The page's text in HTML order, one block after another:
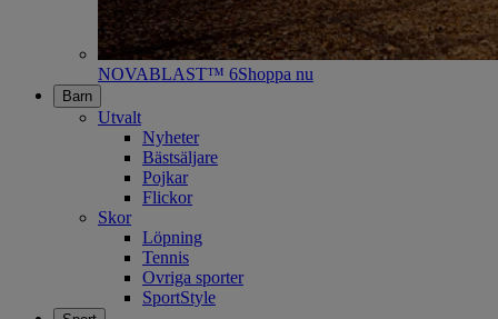
NOVABLAST™ 6Shoppa nu
Barn
Utvalt
Nyheter
Bästsäljare
Pojkar
Flickor
Skor
Löpning
Tennis
Ovriga sporter
SportStyle